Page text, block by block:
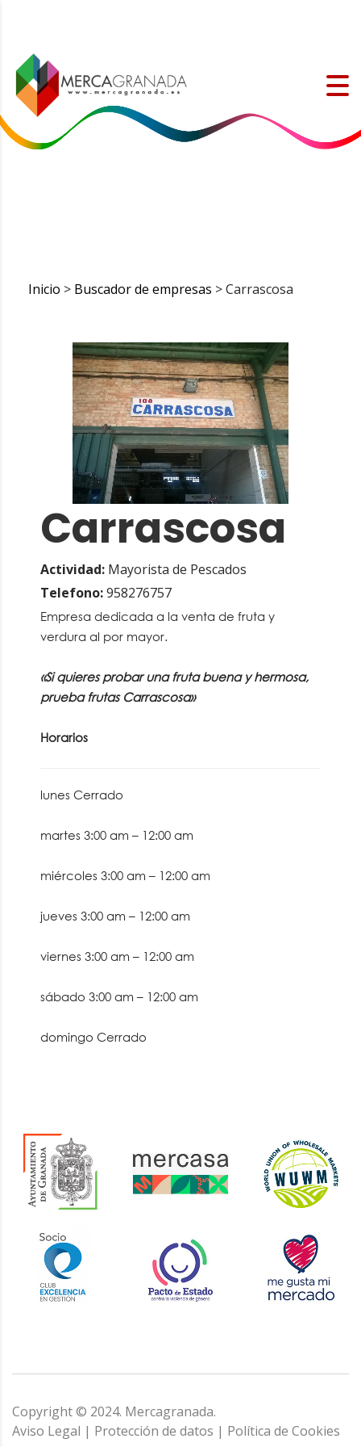
Inicio > Buscador de empresas > Carrascosa
Carrascosa
Actividad: Mayorista de Pescados
Telefono:958276757
Empresa dedicada a la venta de fruta y
verdura al por mayor.
«Si quieres probar una fruta buena y hermosa,
prueba frutas Carrascosa»
Horarios
lunes Cerrado
martes 3:00 am – 12:00 am
miércoles 3:00 am – 12:00 am
jueves 3:00 am – 12:00 am
viernes 3:00 am – 12:00 am
sábado 3:00 am – 12:00 am
domingo Cerrado
Copyright © 2024. Mercagranada.
Aviso Legal | Protección de datos | Política de Cookies